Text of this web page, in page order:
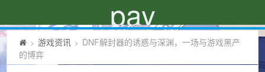
> 游戏资讯 > DNF解封器的诱惑与深渊，一场与游戏黑产
的博弈